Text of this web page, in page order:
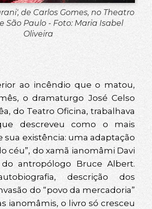
de Carlos Gomes, no Theatro
São Paulo - Foto: Maria Isabel
Oliveira
ao incêndio que o matou,
o dramaturgo José Celso
do Teatro Oficina, trabalhava
descreveu como o mais
existência: uma adaptação
céu”, do xamã ianomâmi Davi
antropólogo Bruce Albert.
descrição dos
do “povo da mercadoria”
ianomâmis, o livro só cresceu